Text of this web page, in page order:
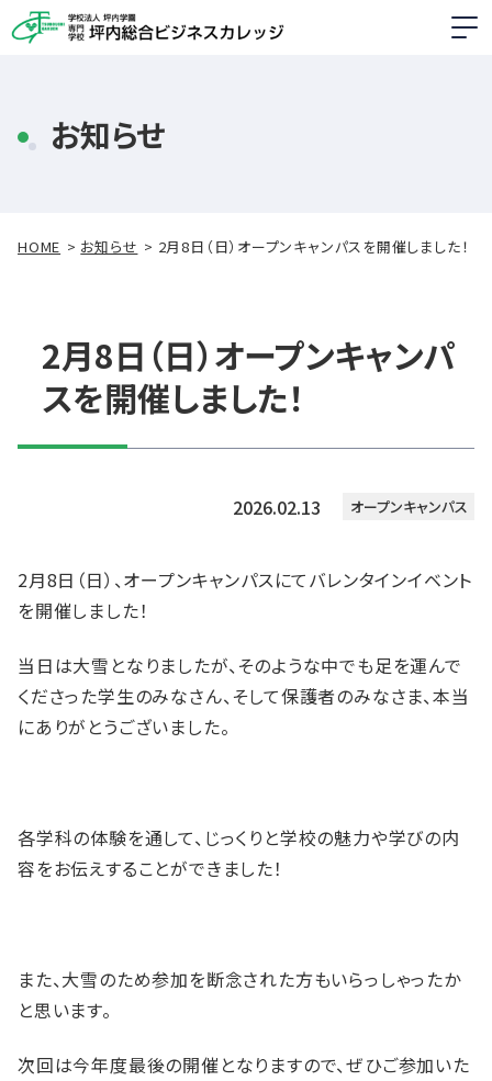
お知らせ
HOME お知らせ 2月8日（日）オープンキャンパスを開催しました！
2月8日（日）オープンキャンパ
スを開催しました！
2026.02.13 オープンキャンパス
2月8日（日）、オープンキャンパスにてバレンタインイベント
を開催しました！
当日は大雪となりましたが、そのような中でも足を運んで
くださった学生のみなさん、そして保護者のみなさま、本当
にありがとうございました。
各学科の体験を通して、じっくりと学校の魅力や学びの内
容をお伝えすることができました！
また、大雪のため参加を断念された方もいらっしゃったか
と思います。
次回は今年度最後の開催となりますので、ぜひご参加いた